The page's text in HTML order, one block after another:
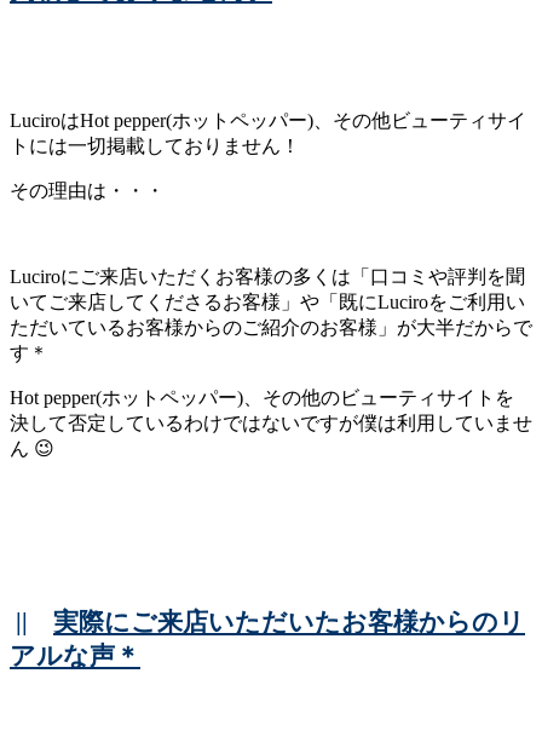
LuciroはHot pepper(ホットペッパー)、その他ビューティサイ
トには一切掲載しておりません！
その理由は・・・
Luciroにご来店いただくお客様の多くは「口コミや評判を聞
いてご来店してくださるお客様」や「既にLuciroをご利用い
ただいているお客様からのご紹介のお客様」が大半だからで
す＊
Hot pepper(ホットペッパー)、その他のビューティサイトを
決して否定しているわけではないですが僕は利用していませ
ん 😉
|| 実際にご来店いただいたお客様からのリ
アルな声＊